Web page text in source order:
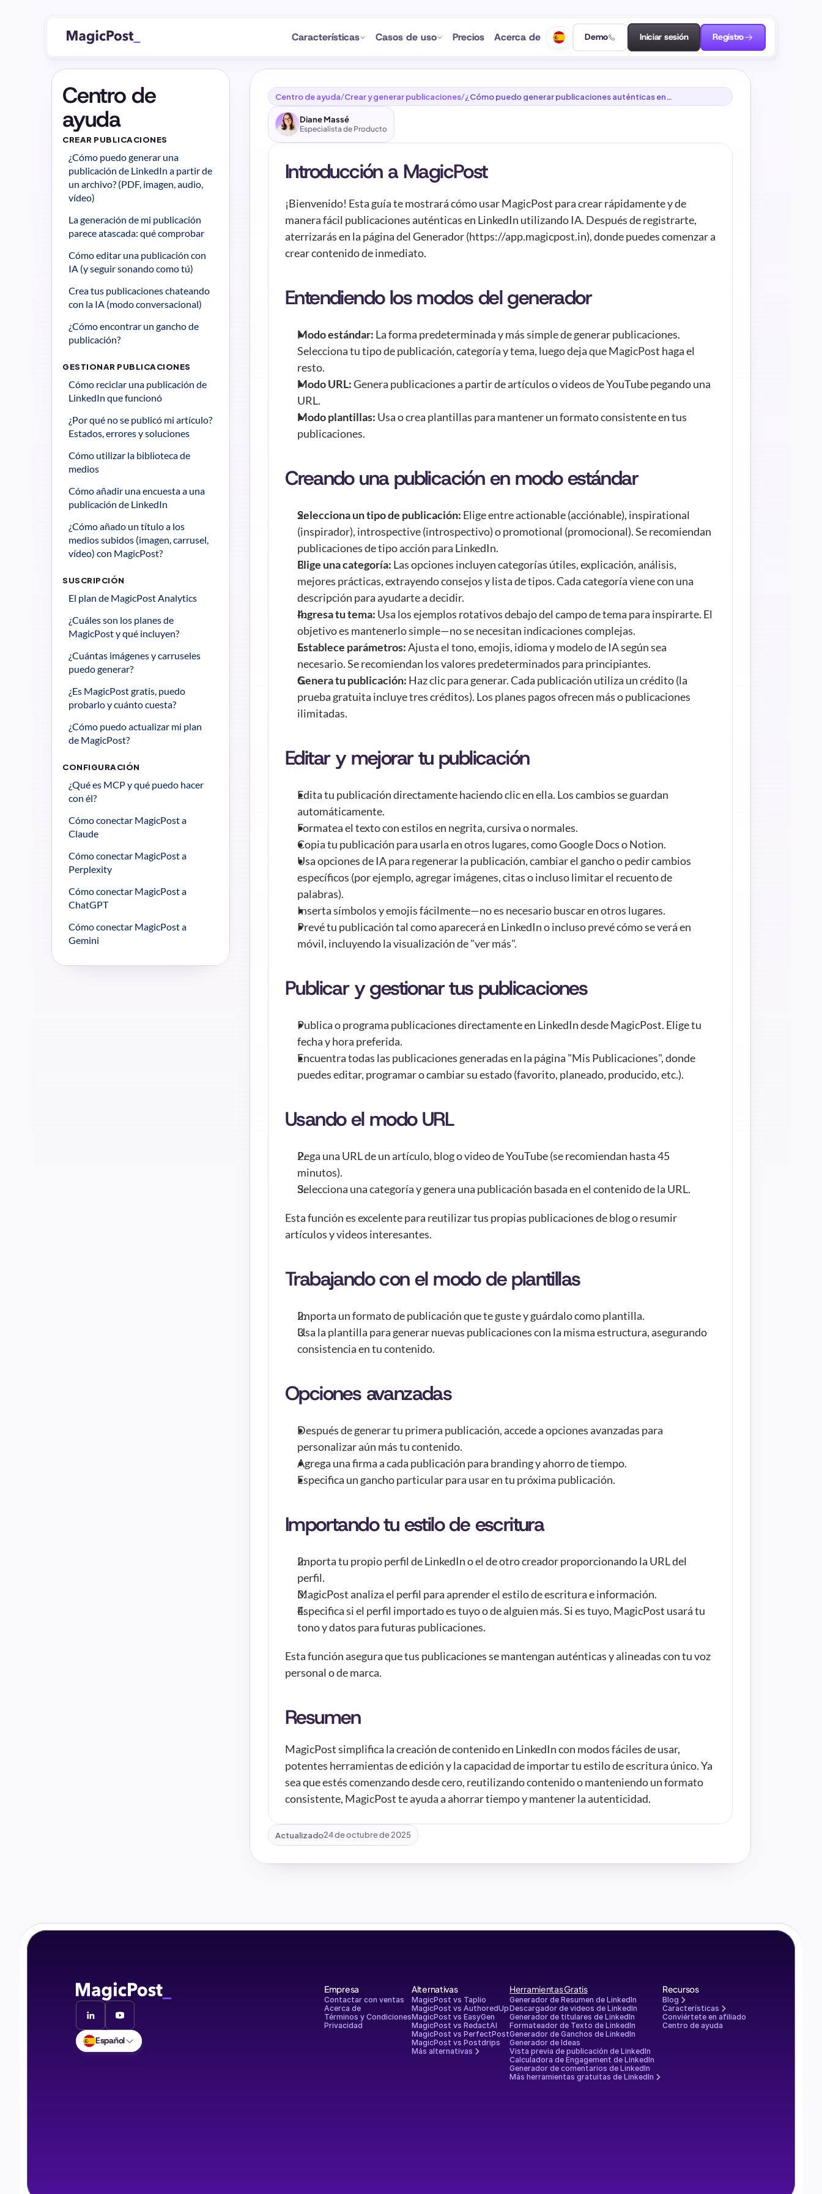
Características Casos de uso Precios Acerca de Demo Iniciar sesión Registro
Centro de
ayuda
CREAR PUBLICACIONES
¿Cómo puedo generar una
publicación de LinkedIn a partir de
un archivo? (PDF, imagen, audio,
vídeo)
La generación de mi publicación
parece atascada: qué comprobar
Cómo editar una publicación con
IA (y seguir sonando como tú)
Crea tus publicaciones chateando
con la IA (modo conversacional)
¿Cómo encontrar un gancho de
publicación?
GESTIONAR PUBLICACIONES
Cómo reciclar una publicación de
LinkedIn que funcionó
¿Por qué no se publicó mi artículo?
Estados, errores y soluciones
Cómo utilizar la biblioteca de
medios
Cómo añadir una encuesta a una
publicación de LinkedIn
¿Cómo añado un título a los
medios subidos (imagen, carrusel,
vídeo) con MagicPost?
SUSCRIPCIÓN
El plan de MagicPost Analytics
¿Cuáles son los planes de
MagicPost y qué incluyen?
¿Cuántas imágenes y carruseles
puedo generar?
¿Es MagicPost gratis, puedo
probarlo y cuánto cuesta?
¿Cómo puedo actualizar mi plan
de MagicPost?
CONFIGURACIÓN
¿Qué es MCP y qué puedo hacer
con él?
Cómo conectar MagicPost a
Claude
Cómo conectar MagicPost a
Perplexity
Cómo conectar MagicPost a
ChatGPT
Cómo conectar MagicPost a
Gemini
Centro de ayuda/Crear y generar publicaciones/¿Cómo puedo generar publicaciones auténticas en
LinkedIn con MagicPost? [Guía para principiantes]
Diane Massé
Especialista de Producto
Introducción a MagicPost
¡Bienvenido! Esta guía te mostrará cómo usar MagicPost para crear rápidamente y de
manera fácil publicaciones auténticas en LinkedIn utilizando IA. Después de registrarte,
aterrizarás en la página del Generador (https://app.magicpost.in), donde puedes comenzar a
crear contenido de inmediato.
Entendiendo los modos del generador
Modo estándar: La forma predeterminada y más simple de generar publicaciones.
Selecciona tu tipo de publicación, categoría y tema, luego deja que MagicPost haga el
resto.
Modo URL: Genera publicaciones a partir de artículos o videos de YouTube pegando una
URL.
Modo plantillas: Usa o crea plantillas para mantener un formato consistente en tus
publicaciones.
Creando una publicación en modo estándar
Selecciona un tipo de publicación: Elige entre actionable (acciónable), inspirational
(inspirador), introspective (introspectivo) o promotional (promocional). Se recomiendan
publicaciones de tipo acción para LinkedIn.
Elige una categoría: Las opciones incluyen categorías útiles, explicación, análisis,
mejores prácticas, extrayendo consejos y lista de tipos. Cada categoría viene con una
descripción para ayudarte a decidir.
Ingresa tu tema: Usa los ejemplos rotativos debajo del campo de tema para inspirarte. El
objetivo es mantenerlo simple—no se necesitan indicaciones complejas.
Establece parámetros: Ajusta el tono, emojis, idioma y modelo de IA según sea
necesario. Se recomiendan los valores predeterminados para principiantes.
Genera tu publicación: Haz clic para generar. Cada publicación utiliza un crédito (la
prueba gratuita incluye tres créditos). Los planes pagos ofrecen más o publicaciones
ilimitadas.
Editar y mejorar tu publicación
Edita tu publicación directamente haciendo clic en ella. Los cambios se guardan
automáticamente.
Formatea el texto con estilos en negrita, cursiva o normales.
Copia tu publicación para usarla en otros lugares, como Google Docs o Notion.
Usa opciones de IA para regenerar la publicación, cambiar el gancho o pedir cambios
específicos (por ejemplo, agregar imágenes, citas o incluso limitar el recuento de
palabras).
Inserta símbolos y emojis fácilmente—no es necesario buscar en otros lugares.
Prevé tu publicación tal como aparecerá en LinkedIn o incluso prevé cómo se verá en
móvil, incluyendo la visualización de "ver más".
Publicar y gestionar tus publicaciones
Publica o programa publicaciones directamente en LinkedIn desde MagicPost. Elige tu
fecha y hora preferida.
Encuentra todas las publicaciones generadas en la página "Mis Publicaciones", donde
puedes editar, programar o cambiar su estado (favorito, planeado, producido, etc.).
Usando el modo URL
Pega una URL de un artículo, blog o video de YouTube (se recomiendan hasta 45
minutos).
Selecciona una categoría y genera una publicación basada en el contenido de la URL.
Esta función es excelente para reutilizar tus propias publicaciones de blog o resumir
artículos y videos interesantes.
Trabajando con el modo de plantillas
Importa un formato de publicación que te guste y guárdalo como plantilla.
Usa la plantilla para generar nuevas publicaciones con la misma estructura, asegurando
consistencia en tu contenido.
Opciones avanzadas
Después de generar tu primera publicación, accede a opciones avanzadas para
personalizar aún más tu contenido.
Agrega una firma a cada publicación para branding y ahorro de tiempo.
Especifica un gancho particular para usar en tu próxima publicación.
Importando tu estilo de escritura
Importa tu propio perfil de LinkedIn o el de otro creador proporcionando la URL del
perfil.
MagicPost analiza el perfil para aprender el estilo de escritura e información.
Especifica si el perfil importado es tuyo o de alguien más. Si es tuyo, MagicPost usará tu
tono y datos para futuras publicaciones.
Esta función asegura que tus publicaciones se mantengan auténticas y alineadas con tu voz
personal o de marca.
Resumen
MagicPost simplifica la creación de contenido en LinkedIn con modos fáciles de usar,
potentes herramientas de edición y la capacidad de importar tu estilo de escritura único. Ya
sea que estés comenzando desde cero, reutilizando contenido o manteniendo un formato
consistente, MagicPost te ayuda a ahorrar tiempo y mantener la autenticidad.
Actualizado24 de octubre de 2025
Español
Empresa
Contactar con ventas
Acerca de
Términos y Condiciones
Privacidad
Alternativas
MagicPost vs Taplio
MagicPost vs AuthoredUp
MagicPost vs EasyGen
MagicPost vs RedactAI
MagicPost vs PerfectPost
MagicPost vs Postdrips
Más alternativas
Herramientas Gratis
Generador de Resumen de LinkedIn
Descargador de videos de LinkedIn
Generador de titulares de LinkedIn
Formateador de Texto de LinkedIn
Generador de Ganchos de LinkedIn
Generador de Ideas
Vista previa de publicación de LinkedIn
Calculadora de Engagement de LinkedIn
Generador de comentarios de LinkedIn
Más herramientas gratuitas de LinkedIn
Recursos
Blog
Características
Conviértete en afiliado
Centro de ayuda